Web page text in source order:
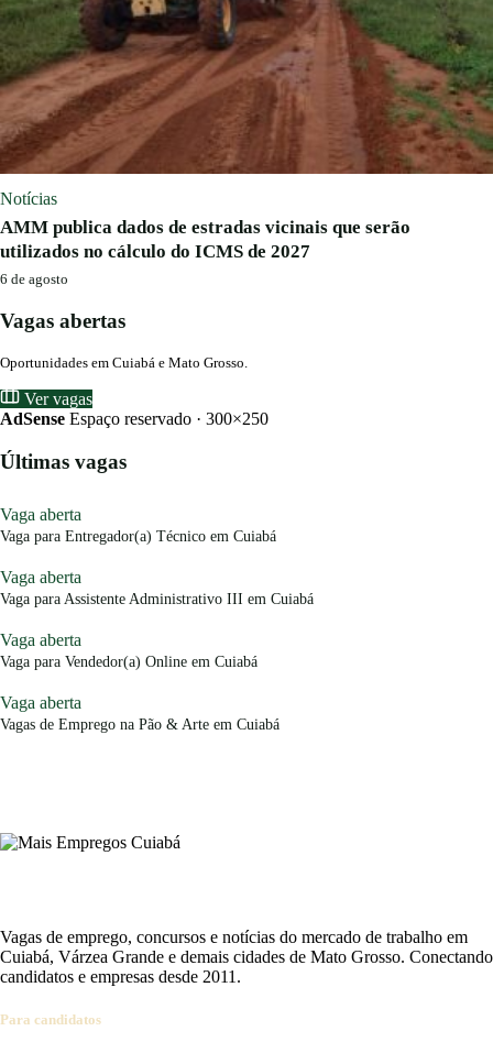
Notícias
AMM publica dados de estradas vicinais que serão
utilizados no cálculo do ICMS de 2027
6 de agosto
Vagas abertas
Oportunidades em Cuiabá e Mato Grosso.
Ver vagas
AdSense Espaço reservado · 300×250
Últimas vagas
Vaga aberta
Vaga para Entregador(a) Técnico em Cuiabá
Vaga aberta
Vaga para Assistente Administrativo III em Cuiabá
Vaga aberta
Vaga para Vendedor(a) Online em Cuiabá
Vaga aberta
Vagas de Emprego na Pão & Arte em Cuiabá
Vagas de emprego, concursos e notícias do mercado de trabalho em
Cuiabá, Várzea Grande e demais cidades de Mato Grosso. Conectando
candidatos e empresas desde 2011.
Para candidatos